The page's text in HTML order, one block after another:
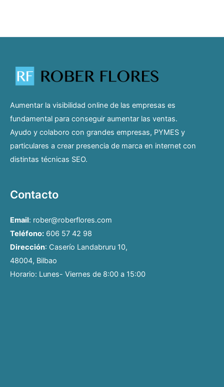
Aumentar la visibilidad online de las empresas es
fundamental para conseguir aumentar las ventas.
Ayudo y colaboro con grandes empresas, PYMES y
particulares a crear presencia de marca en internet con
distintas técnicas SEO.
Contacto
Email: rober@roberflores.com
Teléfono: 606 57 42 98
Dirección: Caserío Landabruru 10,
48004, Bilbao
Horario: Lunes- Viernes de 8:00 a 15:00